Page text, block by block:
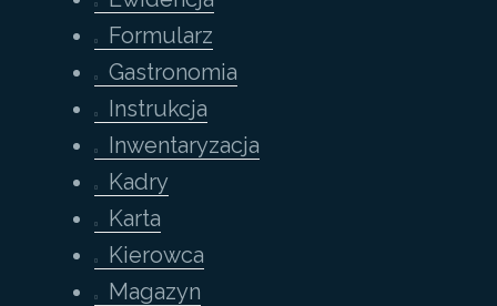
Formularz
Gastronomia
Instrukcja
Inwentaryzacja
Kadry
Karta
Kierowca
Magazyn